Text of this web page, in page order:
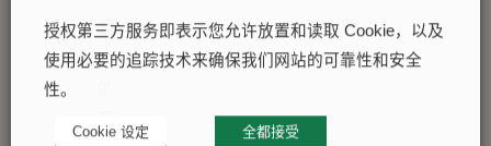
显
示
劳
授权第三方服务即表示您允许放置和读取 Cookie，以及
使用必要的追踪技术来确保我们网站的可靠性和安全
性。
Cookie 设定 全都接受